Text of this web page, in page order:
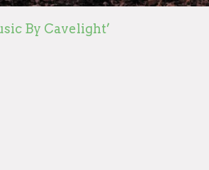
By Cavelight’